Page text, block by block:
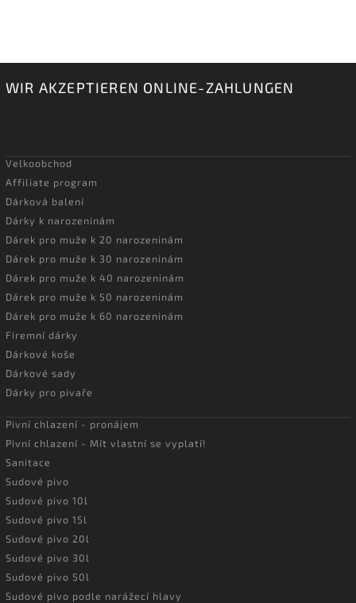
WIR AKZEPTIEREN ONLINE-ZAHLUNGEN
Velkoobchod
Affiliate program
Dárková balení
Dárky k narozeninám
Dárek pro muže k 20 narozeninám
Dárek pro muže k 30 narozeninám
Dárek pro muže k 40 narozeninám
Dárek pro muže k 50 narozeninám
Dárek pro muže k 60 narozeninám
Firemní dárky
Dárkové koše
Dárkové sady
Dárky pro pivaře
Pivní chlazení - pronájem
Pivní chlazení - Mít vlastní se vyplatí!
Sanitace
Sudové pivo
Sudové pivo 10l
Sudové pivo 15l
Sudové pivo 20l
Sudové pivo 30l
Sudové pivo 50l
Sudové pivo podle narážecí hlavy